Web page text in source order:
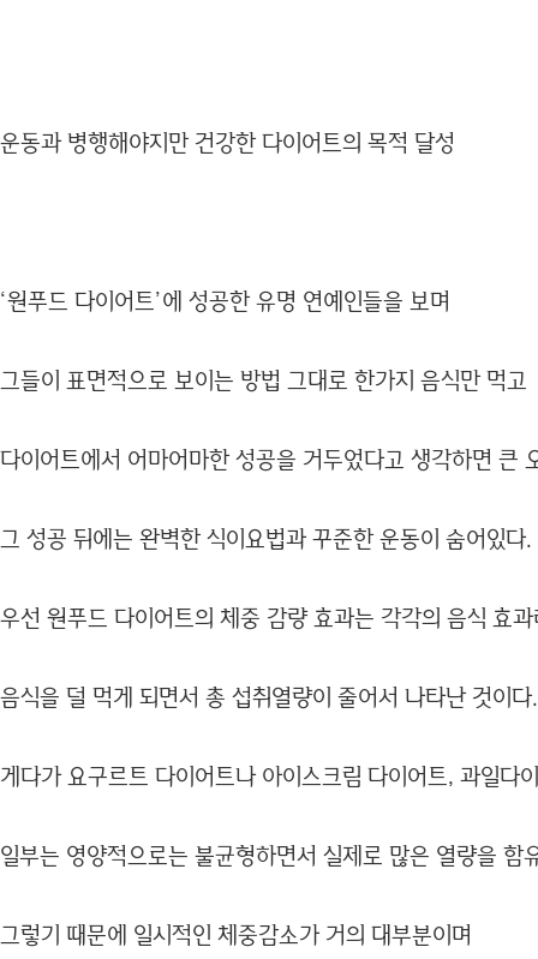
운동과 병행해야지만 건강한 다이어트의 목적 달성
‘원푸드 다이어트’에 성공한 유명 연예인들을 보며
그들이 표면적으로 보이는 방법 그대로 한가지 음식만 먹고
다이어트에서 어마어마한 성공을 거두었다고 생각하면 큰
그 성공 뒤에는 완벽한 식이요법과 꾸준한 운동이 숨어있다.
우선 원푸드 다이어트의 체중 감량 효과는 각각의 음식 효
음식을 덜 먹게 되면서 총 섭취열량이 줄어서 나타난 것이다.
게다가 요구르트 다이어트나 아이스크림 다이어트, 과일다
일부는 영양적으로는 불균형하면서 실제로 많은 열량을 함
그렇기 때문에 일시적인 체중감소가 거의 대부분이며